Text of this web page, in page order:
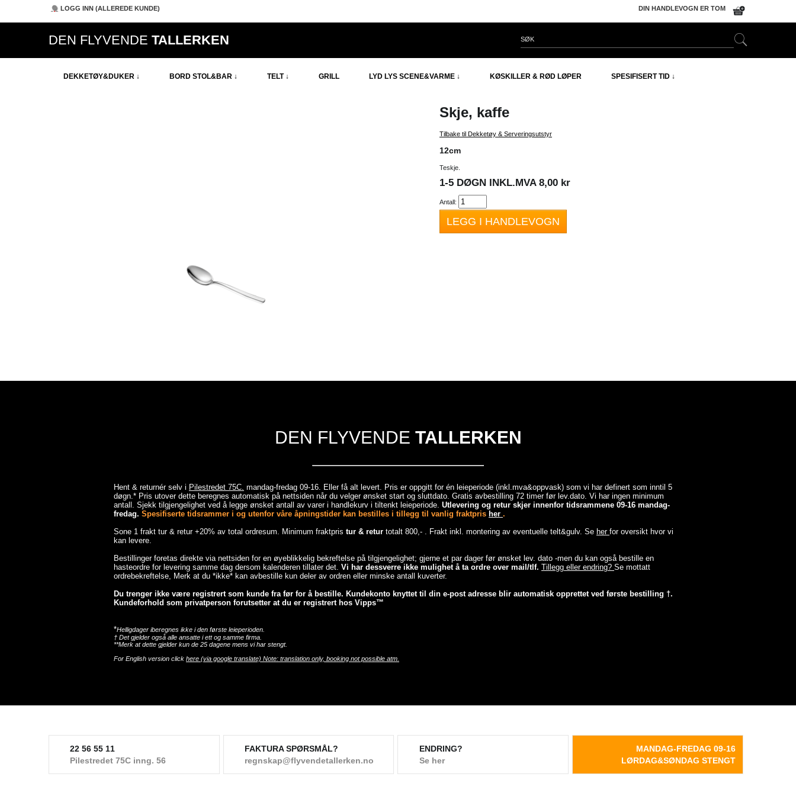
DIN HANDLEVOGN ER TOM
LOGG INN (ALLEREDE KUNDE)
DEN FLYVENDE TALLERKEN
DEKKETØY&DUKER ↓ BORD STOL&BAR ↓ TELT ↓ GRILL LYD LYS SCENE&VARME ↓ KØSKILLER & RØD LØPER SPESIFISERT TID ↓
Skje, kaffe
Tilbake til Dekketøy & Serveringsutstyr
12cm
Teskje.
1-5 DØGN INKL.MVA 8,00 kr
Antall:
LEGG I HANDLEVOGN
DEN FLYVENDE TALLERKEN
Hent & returnér selv i Pilestredet 75C. mandag-fredag 09-16. Eller få alt levert. Pris er oppgitt for én leieperiode (inkl.mva&oppvask) som vi har definert som inntil 5
døgn.* Pris utover dette beregnes automatisk på nettsiden når du velger ønsket start og sluttdato. Gratis avbestilling 72 timer før lev.dato. Vi har ingen minimum
antall. Sjekk tilgjengelighet ved å legge ønsket antall av varer i handlekurv i tiltenkt leieperiode. Utlevering og retur skjer innenfor tidsrammene 09-16 mandag-
fredag. Spesifiserte tidsrammer i og utenfor våre åpningstider kan bestilles i tillegg til vanlig fraktpris her .
Sone 1 frakt tur & retur +20% av total ordresum. Minimum fraktpris tur & retur totalt 800,- . Frakt inkl. montering av eventuelle telt&gulv. Se her for oversikt hvor vi
kan levere.
Bestillinger foretas direkte via nettsiden for en øyeblikkelig bekreftelse på tilgjengelighet; gjerne et par dager før ønsket lev. dato -men du kan også bestille en
hasteordre for levering samme dag dersom kalenderen tillater det. Vi har dessverre ikke mulighet å ta ordre over mail/tlf. Tillegg eller endring? Se mottatt
ordrebekreftelse, Merk at du *ikke* kan avbestille kun deler av ordren eller minske antall kuverter.
Du trenger ikke være registrert som kunde fra før for å bestille. Kundekonto knyttet til din e-post adresse blir automatisk opprettet ved første bestilling †.
Kundeforhold som privatperson forutsetter at du er registrert hos Vipps™
*Helligdager iberegnes ikke i den første leieperioden.
† Det gjelder også alle ansatte i ett og samme firma.
**Merk at dette gjelder kun de 25 dagene mens vi har stengt.
For English version click here (via google translate) Note: translation only, booking not possible atm.
22 56 55 11
Pilestredet 75C inng. 56
FAKTURA SPØRSMÅL?
regnskap@flyvendetallerken.no
ENDRING?
Se her
MANDAG-FREDAG 09-16
LØRDAG&SØNDAG STENGT